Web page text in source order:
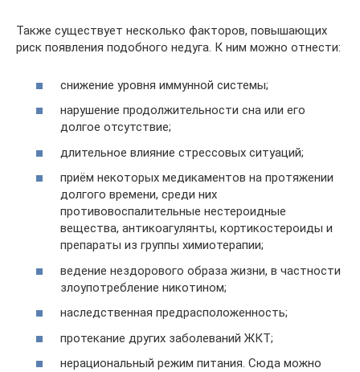
Также существует несколько факторов, повышающих
риск появления подобного недуга. К ним можно отнести:
снижение уровня иммунной системы;
нарушение продолжительности сна или его
долгое отсутствие;
длительное влияние стрессовых ситуаций;
приём некоторых медикаментов на протяжении
долгого времени, среди них
противовоспалительные нестероидные
вещества, антикоагулянты, кортикостероиды и
препараты из группы химиотерапии;
ведение нездорового образа жизни, в частности
злоупотребление никотином;
наследственная предрасположенность;
протекание других заболеваний ЖКТ;
нерациональный режим питания. Сюда можно